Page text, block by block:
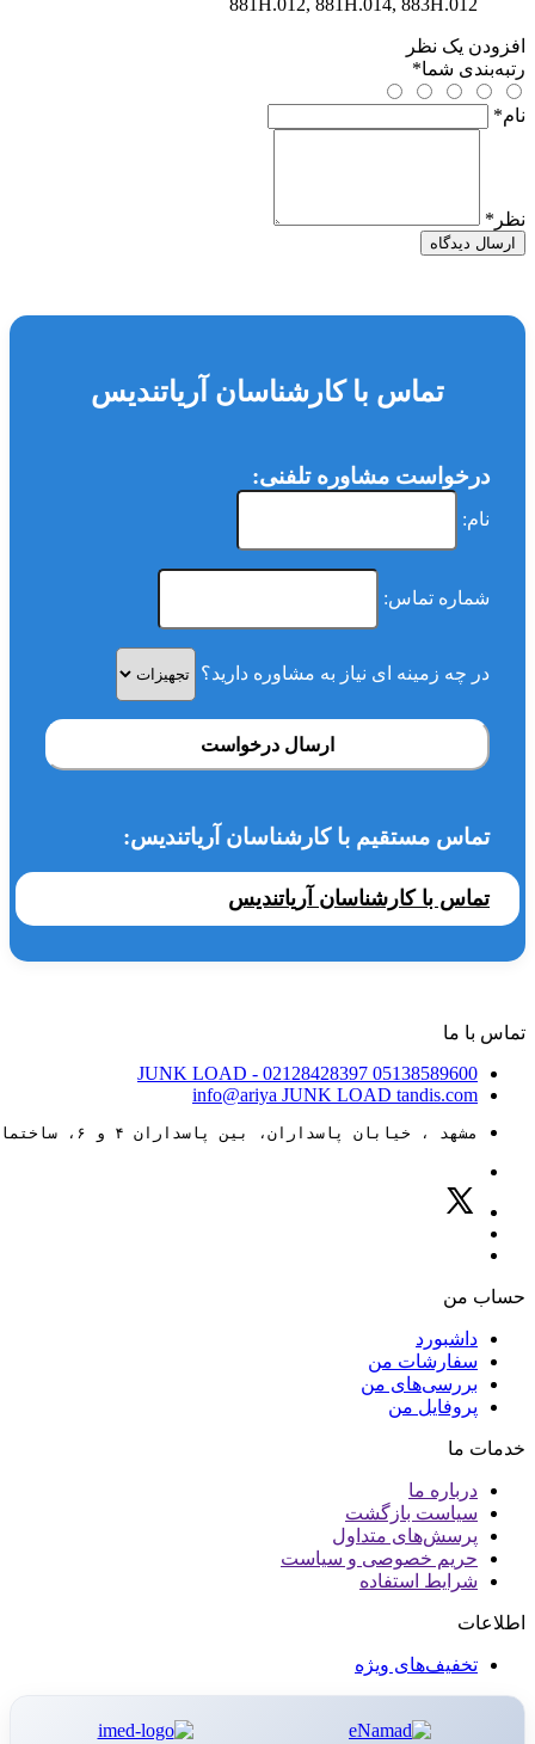
افزودن یک نظر
رتبه‌بندی شما*
نام*
نظر *
ارسال دیدگاه
تماس با کارشناسان آریاتندیس
درخواست مشاوره تلفنی:
نام:
شماره تماس:
در چه زمینه ای نیاز به مشاوره دارید؟
ارسال درخواست
تماس مستقیم با کارشناسان آریاتندیس:
تماس با کارشناسان آریاتندیس
تماس با ما
05138589600
JUNK LOAD - 02128428397
info@ariya JUNK LOAD tandis.com
مشهد ، خیابان پاسداران، بین پاسداران ۴ و ۶، ساختمان ۸۸
حساب من
داشبورد
سفارشات من
بررسی‌های من
پروفایل من
خدمات ما
درباره ما
سیاست بازگشت
پرسش‌های متداول
حریم خصوصی و سیاست
شرایط استفاده
اطلاعات
تخفیف‌های ویژه